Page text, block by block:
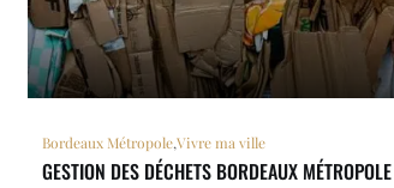
Bordeaux Métropole,Vivre ma ville
GESTION DES DÉCHETS BORDEAUX MÉTROPOLE